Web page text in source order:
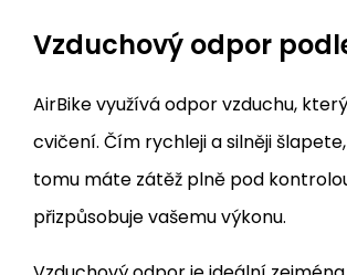
Vzduchový odpor
AirBike využívá odpor vzduchu,
cvičení. Čím rychleji a silněji
tomu máte zátěž plně pod
přizpůsobuje vašemu výkonu.